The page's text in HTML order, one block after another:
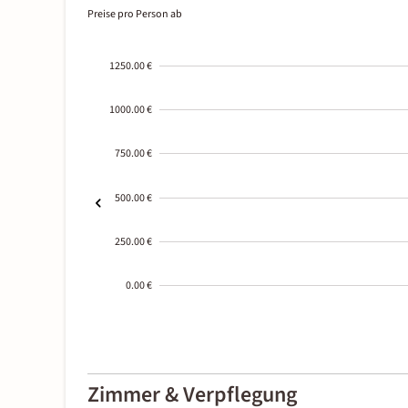
Preise pro Person ab
1250.00 €
1000.00 €
750.00 €
500.00 €
250.00 €
0.00 €
01-02
Zimmer & Verpflegung